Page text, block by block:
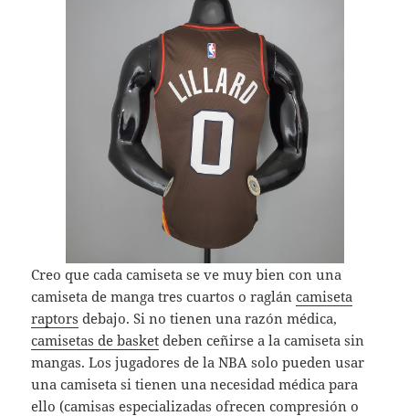
Creo que cada camiseta se ve muy bien con una
camiseta de manga tres cuartos o ragláncamiseta
raptors debajo. Si no tienen una razón médica,
camisetas de basket deben ceñirse a la camiseta sin
mangas. Los jugadores de la NBA solo pueden usar
una camiseta si tienen una necesidad médica para
ello (camisas especializadas ofrecen compresión o